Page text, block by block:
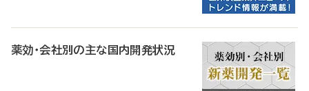
薬効・会社別の主な国内開発状況